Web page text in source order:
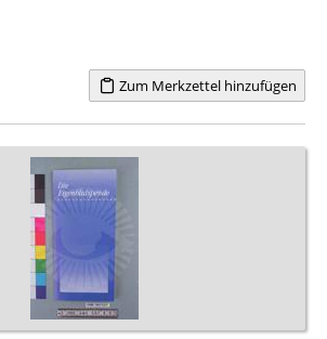
Zum Merkzettel hinzufügen